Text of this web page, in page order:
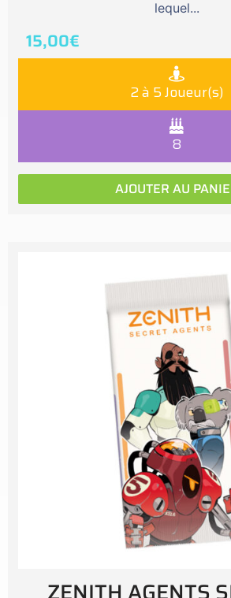
lequel...
15,00€
2 à 5 Joueur(s)
8
AJOUTER AU